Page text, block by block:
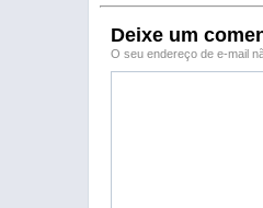
Deixe um
O seu endereço de e-mail